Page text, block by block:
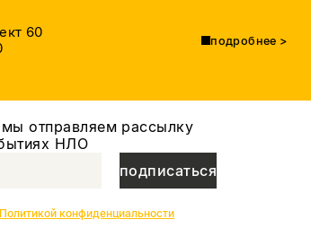
60
подробнее >
отправляем рассылку
НЛО
подписаться
Политикой конфиденциальности